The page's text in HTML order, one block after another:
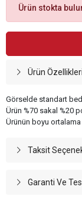
Ürün stokta
Ürün Özellikleri
Görselde standart
Ürün %70 sakal %20
Ürünün boyu
Taksit
Garanti Ve